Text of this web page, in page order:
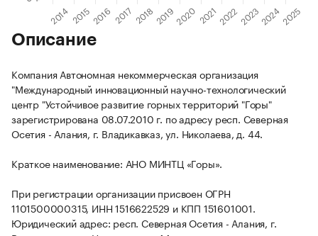
Описание
Компания Автономная некоммерческая организация
"Международный инновационный научно-технологический
центр "Устойчивое развитие горных территорий "Горы"
зарегистрирована 08.07.2010 г. по адресу респ. Северная
Осетия - Алания, г. Владикавказ, ул. Николаева, д. 44.
Краткое наименование: АНО МИНТЦ «Горы».
При регистрации организации присвоен ОГРН
1101500000315, ИНН 1516622529 и КПП 151601001.
Юридический адрес: респ. Северная Осетия - Алания, г.